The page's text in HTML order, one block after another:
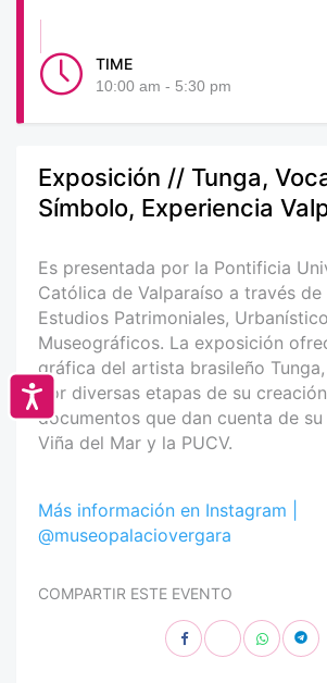
Accesibilidad
TIME
10:00 am - 5:30 pm
Exposición // Tunga,
Símbolo, Experiencia
Es presentada por la Pontificia
Católica de Valparaíso a través
Estudios Patrimoniales,
Museográficos. La exposición
gráfica del artista brasileño
por diversas etapas de su
documentos que dan cuenta de
Viña del Mar y la PUCV.
Más información en Instagram |
@museopalaciovergara
COMPARTIR ESTE EVENTO